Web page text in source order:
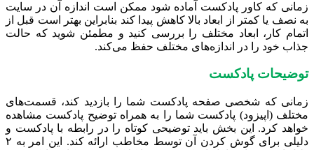
زمانی که کاور پادکست آماده شود ممکن است اندازه آن در سایت
به نصف یا کمتر از ابعاد بالا کاهش پیدا کند بنابراین بهتر است قبل از
اتمام کار، ابعاد مختلف را بررسی کنید و مطمئن شوید که حالت
جذاب خود را در اندازه‌های مختلف حفظ می‌کند.
توضیحات پادکست
زمانی که شخصی صفحه پادکست شما را بازدید کند، قسمت‌های
مختلف (اپیزود) پادکست شما را به همراه توضیح پادکست مشاهده
خواهد کرد. این بخش باید توضیحی کوتاه را در رابطه با پادکست و
دلیلی برای گوش کردن آن توسط مخاطب ارائه کند. این امر به ۲